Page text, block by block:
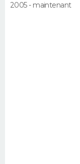
2005 - maintenant